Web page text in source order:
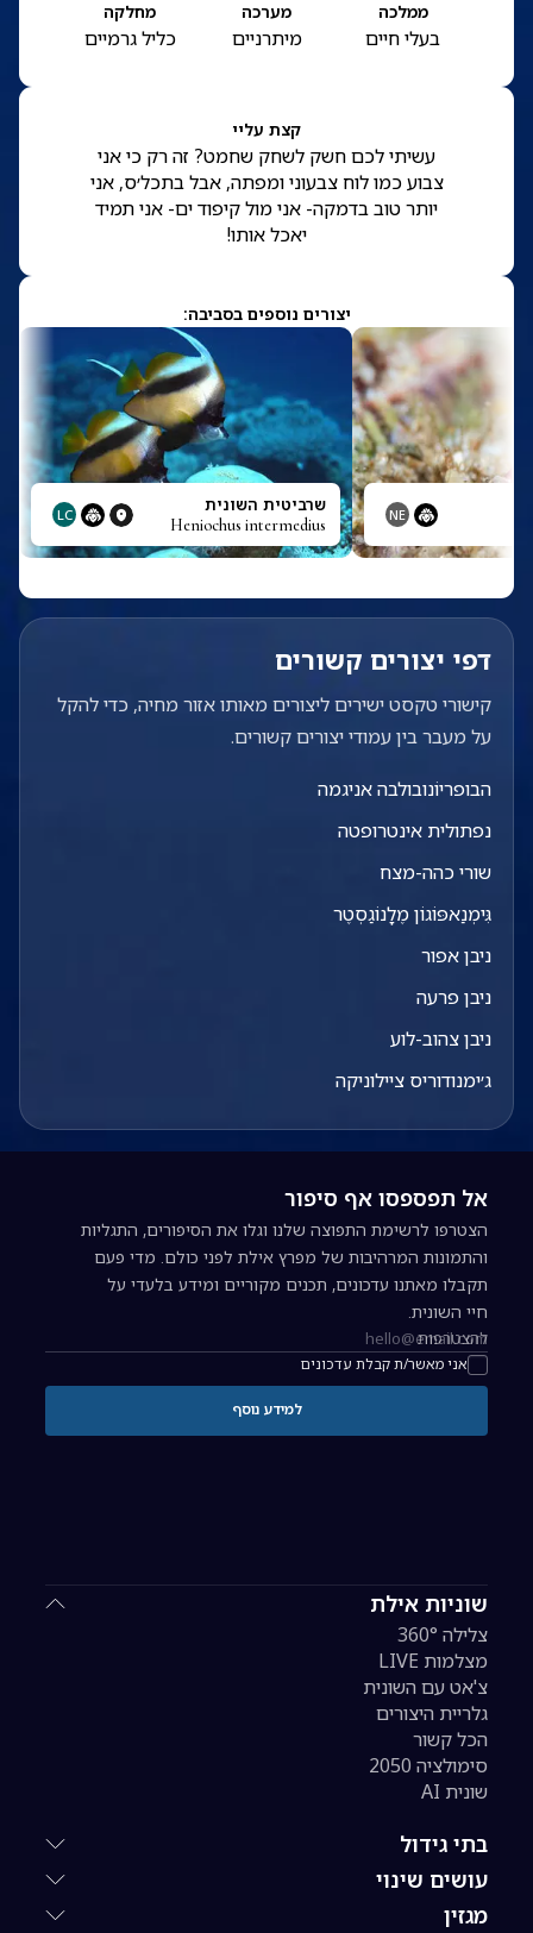
ממלכה
בעלי חיים
מערכה
מיתרניים
מחלקה
כליל גרמיים
קצת עליי
עשיתי לכם חשק לשחק שחמט? זה רק כי אני
צבוע כמו לוח צבעוני ומפתה, אבל בתכל׳ס, אני
יותר טוב בדמקה- אני מול קיפוד ים- אני תמיד
יאכל אותו!
יצורים נוספים בסביבה:
NE שרביטית השונית
Heniochus intermedius
LC
דפי יצורים קשורים
קישורי טקסט ישירים ליצורים מאותו אזור מחיה, כדי להקל
על מעבר בין עמודי יצורים קשורים.
הבופריוֹנובולבה אניגמה
נפתולית אינטרופטה
שורי כהה-מצח
גִּימְנַאפּוֹגוֹן מֶלָנוֹגַסְטֶר
ניבן אפור
ניבן פרעה
ניבן צהוב-לוע
ג׳ימנודוריס ציילוניקה
שוניות אילת
צלילה 360°
מצלמות LIVE
צ'אט עם השונית
גלריית היצורים
הכל קשור
סימולציה 2050
שונית AI
בתי גידול
עושים שינוי
מגזין
אל תפספסו אף סיפור
הצטרפו לרשימת התפוצה שלנו וגלו את הסיפורים, התגליות
והתמונות המרהיבות של מפרץ אילת לפני כולם. מדי פעם
תקבלו מאתנו עדכונים, תכנים מקוריים ומידע בלעדי על
חיי השונית.
כתובת אימייל להרשמה לניוזלטר
אני מאשר/ת קבלת עדכונים
להצטרפות
למידע נוסף